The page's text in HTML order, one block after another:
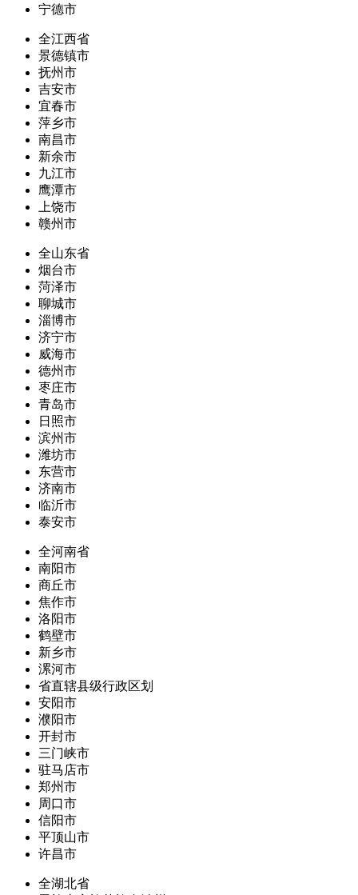
宁德市
全江西省
景德镇市
抚州市
吉安市
宜春市
萍乡市
南昌市
新余市
九江市
鹰潭市
上饶市
赣州市
全山东省
烟台市
菏泽市
聊城市
淄博市
济宁市
威海市
德州市
枣庄市
青岛市
日照市
滨州市
潍坊市
东营市
济南市
临沂市
泰安市
全河南省
南阳市
商丘市
焦作市
洛阳市
鹤壁市
新乡市
漯河市
省直辖县级行政区划
安阳市
濮阳市
开封市
三门峡市
驻马店市
郑州市
周口市
信阳市
平顶山市
许昌市
全湖北省